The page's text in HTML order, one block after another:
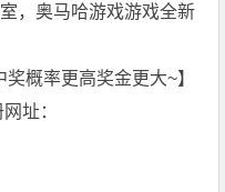
，奥马哈游戏游戏全新
概率更高奖金更大~】
址：